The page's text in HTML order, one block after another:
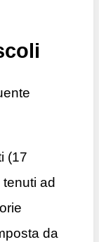
(17
ad
da